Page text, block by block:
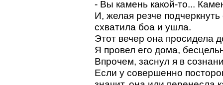
- Вы камень какой-то...
И, желая резче
схватила боа и ушла.
Этот вечер она просидела
Я провел его дома,
Впрочем, заснул я в
Если у совершенно